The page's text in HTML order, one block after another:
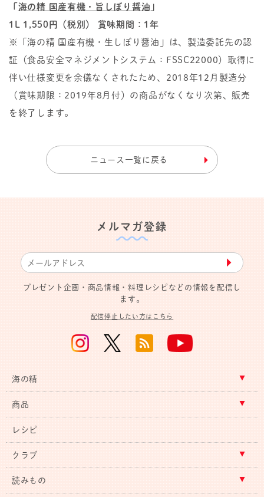
海の精 国産有機・旨しぼり醤油 」
1L 1,550円（税別） 賞味期間：1年
※「海の精 国産有機・生しぼり醤油」は、製造委託先の認
証（食品安全マネジメントシステム：FSSC22000）取得に
伴い仕様変更を余儀なくされたため、2018年12月製造分
（賞味期限：2019年8月付）の商品がなくなり次第、販売
を終了します。
ニュース一覧に戻る
メルマガ登録
▶︎
プレゼント企画・商品情報・料理レシピなどの情報を配信し
ます。
配信停止したい方はこちら
海の精
商品
レシピ
クラブ
読みもの